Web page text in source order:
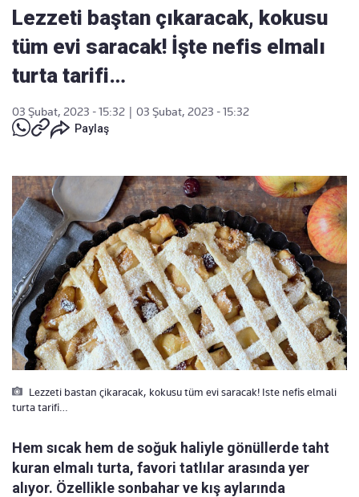
Lezzeti baştan çıkaracak, kokusu
tüm evi saracak! İşte nefis elmalı
turta tarifi…
03 Şubat, 2023 - 15:32
03 Şubat, 2023 - 15:32
Paylaş
Lezzeti bastan çikaracak, kokusu tüm evi saracak! Iste nefis elmali
turta tarifi…
Hem sıcak hem de soğuk haliyle gönüllerde taht
kuran elmalı turta, favori tatlılar arasında yer
alıyor. Özellikle sonbahar ve kış aylarında